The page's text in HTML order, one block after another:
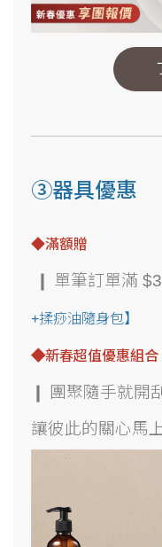
③器具優惠
◆滿額贈
❙ 單筆訂單滿
+揉痧油隨身包】
◆新春超值優惠組合
❙ 團聚隨手就開
讓彼此的關心馬